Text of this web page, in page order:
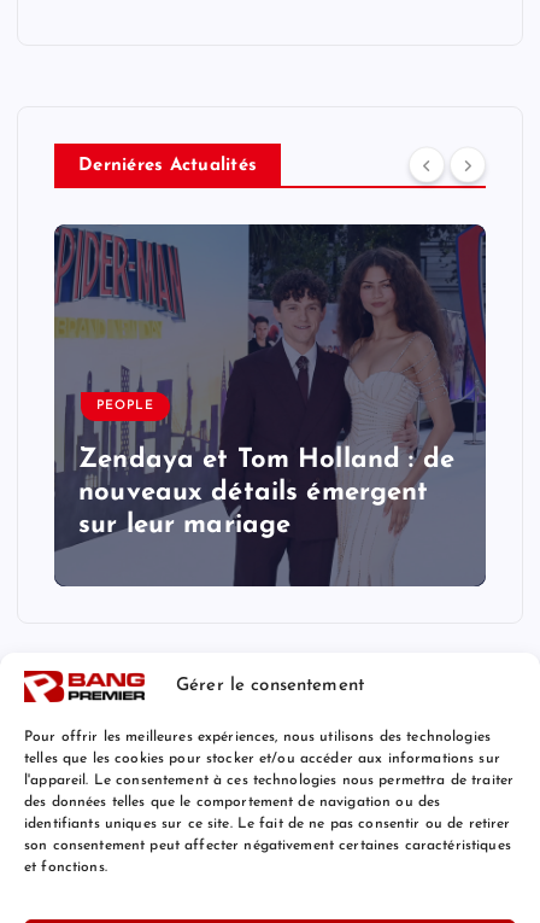
Gérer le consentement
Pour offrir les meilleures expériences, nous utilisons des technologies
telles que les cookies pour stocker et/ou accéder aux informations sur
l'appareil. Le consentement à ces technologies nous permettra de traiter
des données telles que le comportement de navigation ou des
identifiants uniques sur ce site. Le fait de ne pas consentir ou de retirer
son consentement peut affecter négativement certaines caractéristiques
et fonctions.
Derniéres Actualités
PEOPLE
Zendaya et Tom Holland : de
nouveaux détails émergent
sur leur mariage
Mentions Légales